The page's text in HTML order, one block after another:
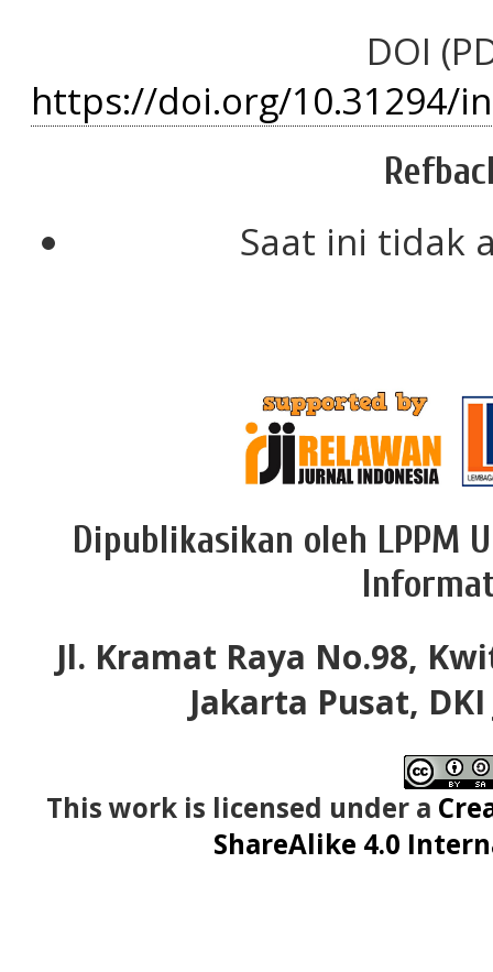
DOI
https://doi.org/10.31294/
Saat ini tidak
Dipublikasikan oleh LPPM
Jl. Kramat Raya No.98,
Jakarta Pusat,
This work is licensed under a
ShareAlike 4.0